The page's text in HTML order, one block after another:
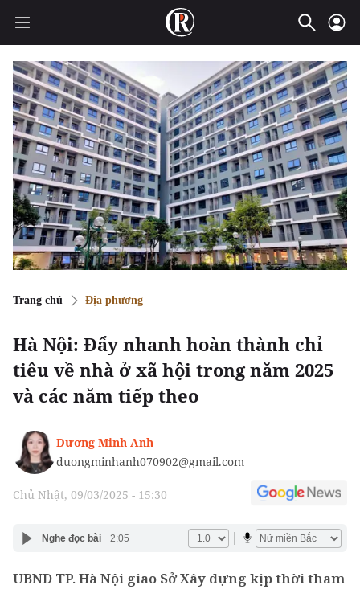
Trang chủ Địa phương
Hà Nội: Đẩy nhanh hoàn thành chỉ
tiêu về nhà ở xã hội trong năm 2025
và các năm tiếp theo
Dương Minh Anh
duongminhanh070902@gmail.com
Chủ Nhật, 09/03/2025 - 15:30
Nghe đọc bài 2:05
UBND TP. Hà Nội giao Sở Xây dựng kịp thời tham